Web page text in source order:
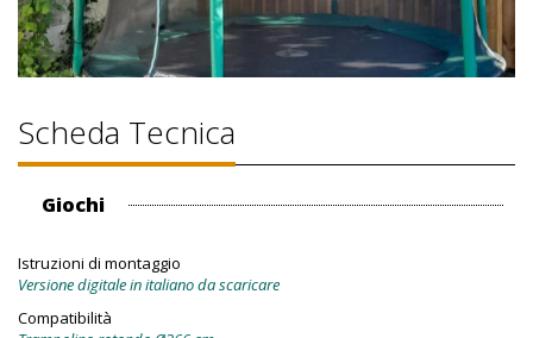
Scheda Tecnica
Giochi
Istruzioni di montaggio
Versione digitale in italiano da scaricare
Compatibilità